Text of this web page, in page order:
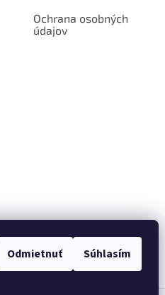
Odmietnuť Súhlasím
Ochrana osobných
údajov